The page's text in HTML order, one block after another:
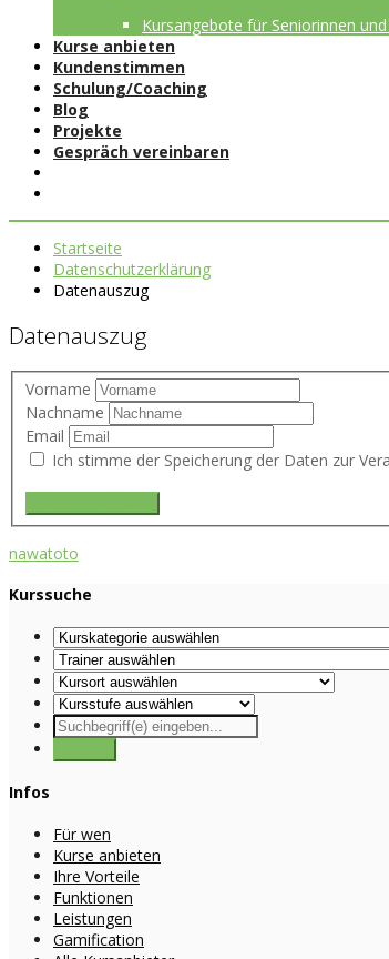
Kursangebote für Seniorinnen
Kurse anbieten
Kundenstimmen
Schulung/Coaching
Blog
Projekte
Gespräch vereinbaren
Startseite
Datenschutzerklärung
Datenauszug
Datenauszug
Vorname
Nachname
Email
Ich stimme der Speicherung der Daten zur
nawatoto
Kurssuche
Infos
Für wen
Kurse anbieten
Ihre Vorteile
Funktionen
Leistungen
Gamification